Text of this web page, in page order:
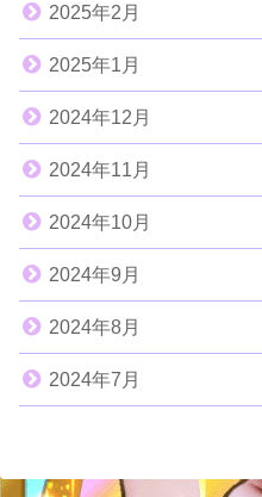
2025年2月
2025年1月
2024年12月
2024年11月
2024年10月
2024年9月
2024年8月
2024年7月